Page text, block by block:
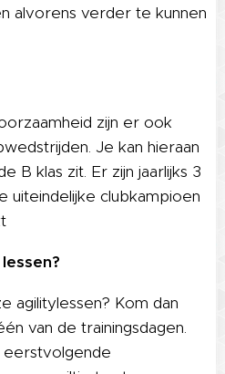
alvorens verder te kunnen
zijn er ook
Je kan hieraan
B klas zit. Er zijn jaarlijks 3
uiteindelijke clubkampioen
agilitylessen? Kom dan
van de trainingsdagen.
eerstvolgende